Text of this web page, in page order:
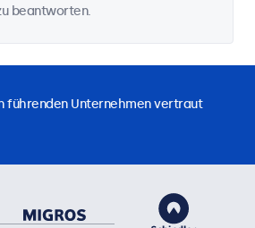
beantworten.
führenden Unternehmen vertraut